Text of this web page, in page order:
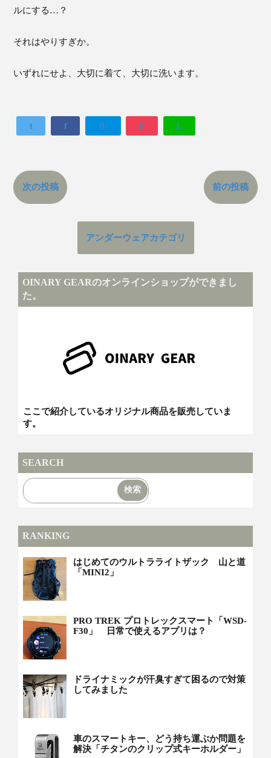
ルにする…？
それはやりすぎか。
いずれにせよ、大切に着て、大切に洗います。
t f B! P L
次の投稿 前の投稿
アンダーウェアカテゴリ
OINARY GEARのオンラインショップができまし
た。
ここで紹介しているオリジナル商品を販売していま
す。
SEARCH
RANKING
はじめてのウルトラライトザック 山と道
「MINI2」
PRO TREK プロトレックスマート「WSD-
F30」 日常で使えるアプリは？
ドライナミックが汗臭すぎて困るので対策
してみました
車のスマートキー、どう持ち運ぶか問題を
解決「チタンのクリップ式キーホルダー」